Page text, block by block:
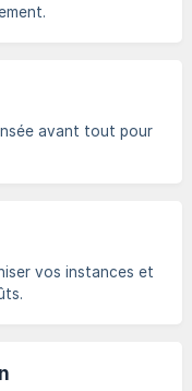
avant tout pour
vos instances et